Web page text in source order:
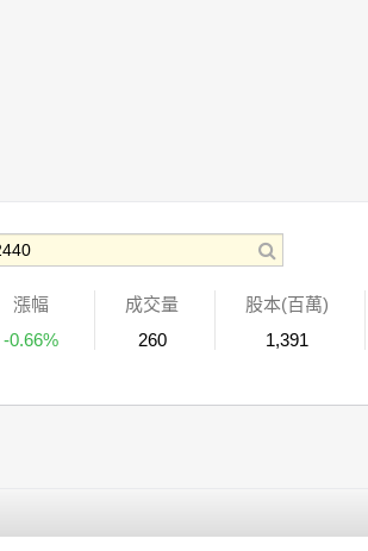
漲幅
-0.66%
成交量
260
股本(百萬)
1,391